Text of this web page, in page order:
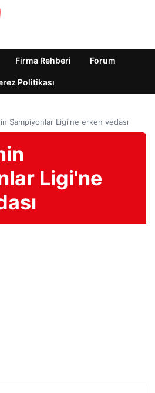
Firma Rehberi Forum
Politikası
Şampiyonlar Ligi'ne erken vedası
Ligi'ne